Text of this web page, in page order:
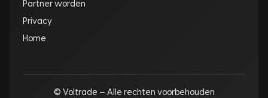
Partner worden
Privacy
Home
© Voltrade — Alle rechten voorbehouden